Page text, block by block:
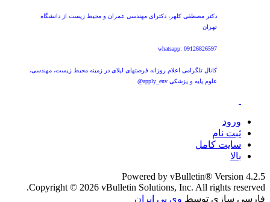
دکتر مصطفی کلهر، دکترای مهندسی عمران و محیط زیست از دانشگاه
تهران
whatsapp: 09126826597
کانال تلگرامی اعلام روزانه فرصتهای اپلای در زمینه محیط زیست، مهندسی،
علوم پایه و پزشکی apply_env@
ورود
ثبت نام
سایت کامل
بالا
Powered by vBulletin® Version 4.2.5
Copyright © 2026 vBulletin Solutions, Inc. All rights reserved.
فارسی سازی توسط وی بی ایران